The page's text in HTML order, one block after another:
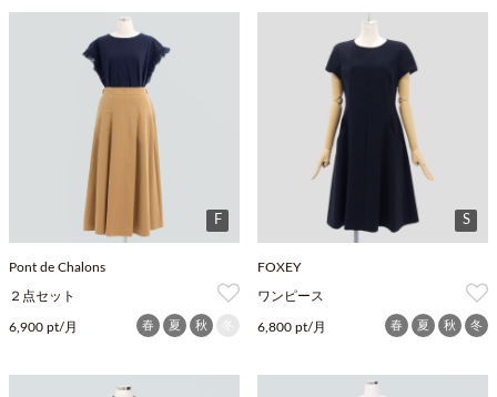
F
Pont de Chalons
２点セット
6,900 pt/月 春 夏 秋
S
FOXEY
ワンピース
6,800 pt/月 春 夏 秋 冬